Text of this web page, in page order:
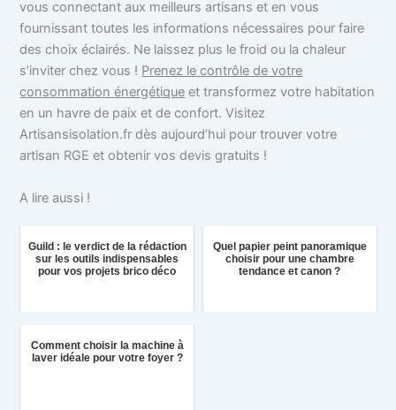
vous connectant aux meilleurs artisans et en vous
fournissant toutes les informations nécessaires pour faire
des choix éclairés. Ne laissez plus le froid ou la chaleur
s’inviter chez vous ! Prenez le contrôle de votre
consommation énergétique et transformez votre habitation
en un havre de paix et de confort. Visitez
Artisansisolation.fr dès aujourd’hui pour trouver votre
artisan RGE et obtenir vos devis gratuits !
A lire aussi !
Guild : le verdict de la rédaction
sur les outils indispensables
pour vos projets brico déco
Quel papier peint panoramique
choisir pour une chambre
tendance et canon ?
Comment choisir la machine à
laver idéale pour votre foyer ?